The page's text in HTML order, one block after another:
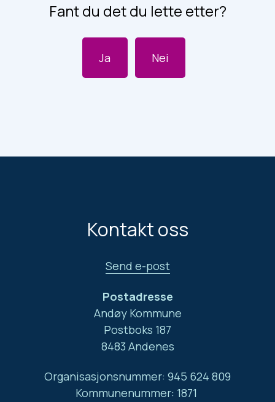
Fant du det du lette etter?
Ja Nei
Kontakt oss
Send e-post
Postadresse
Andøy Kommune
Postboks 187
8483 Andenes
Organisasjonsnummer: 945 624 809
Kommunenummer: 1871